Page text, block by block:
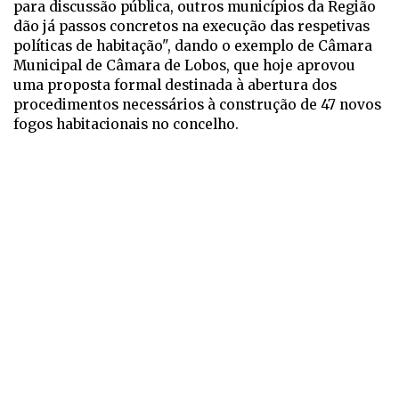
para discussão pública, outros municípios da Região
dão já passos concretos na execução das respetivas
políticas de habitação", dando o exemplo de Câmara
Municipal de Câmara de Lobos, que hoje aprovou
uma proposta formal destinada à abertura dos
procedimentos necessários à construção de 47 novos
fogos habitacionais no concelho.